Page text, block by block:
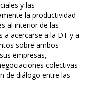
y las
la productividad
al interior de las
a acercarse a la DT y a
sobre ambos
empresas,
colectivas
de diálogo entre las